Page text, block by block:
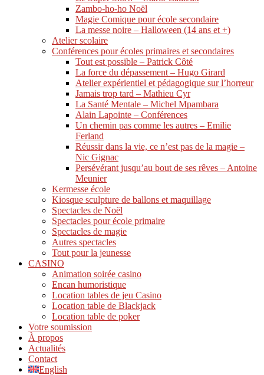
Zambo-ho-ho Noël
Magie Comique pour école secondaire
La messe noire – Halloween (14 ans et +)
Atelier scolaire
Conférences pour écoles primaires et secondaires
Tout est possible – Patrick Côté
La force du dépassement – Hugo Girard
Atelier expérientiel et pédagogique sur l’horreur
Jamais trop tard – Mathieu Cyr
La Santé Mentale – Michel Mpambara
Alain Lapointe – Conférences
Un chemin pas comme les autres – Emilie
Ferland
Réussir dans la vie, ce n’est pas de la magie –
Nic Gignac
Persévérant jusqu’au bout de ses rêves – Antoine
Meunier
Kermesse école
Kiosque sculpture de ballons et maquillage
Spectacles de Noël
Spectacles pour école primaire
Spectacles de magie
Autres spectacles
Tout pour la jeunesse
CASINO
Animation soirée casino
Encan humoristique
Location tables de jeu Casino
Location table de Blackjack
Location table de poker
Votre soumission
À propos
Actualités
Contact
English